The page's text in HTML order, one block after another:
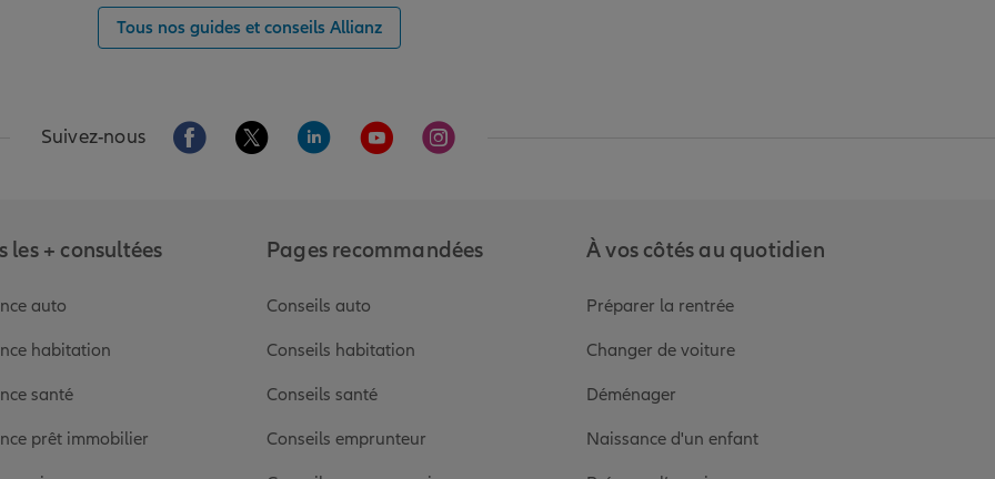
Tous nos guides et conseils Allianz
Suivez-nous Aller sur la page Facebook de Allianz
Aller sur la page Twitter de Allianz
Aller sur la page Linkedin de Allianz
Aller sur la page Youtube de Allianz
Aller sur la page Instagram de Allianz
les + consultées
auto
habitation
santé
prêt immobilier
Pages recommandées
Conseils auto
Conseils habitation
Conseils santé
Conseils emprunteur
À vos côtés au quotidien
Préparer la rentrée
Changer de voiture
Déménager
Naissance d'un enfant